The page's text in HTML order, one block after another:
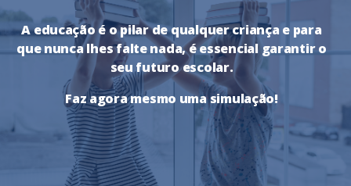
A educação é o pilar de qualquer criança e para
que nunca lhes falte nada, é essencial garantir o
seu futuro escolar.
Faz agora mesmo uma simulação!